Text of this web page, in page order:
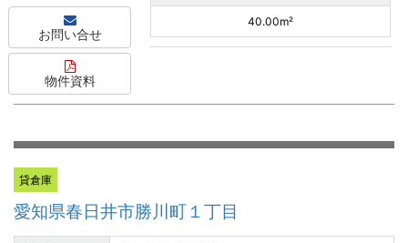
お問い合せ
物件資料
40.00m²
貸倉庫
愛知県春日井市勝川町１丁目